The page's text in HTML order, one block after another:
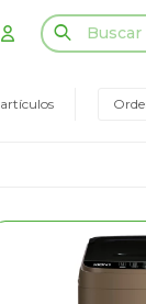
artículos